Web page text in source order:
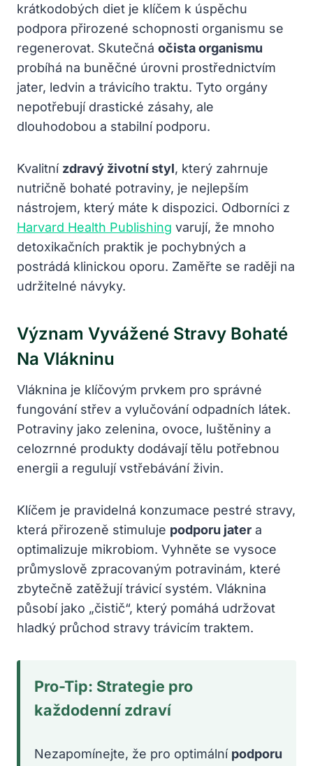
krátkodobých diet je klíčem k úspěchu
podpora přirozené schopnosti organismu se
regenerovat. Skutečná očista organismu
probíhá na buněčné úrovni prostřednictvím
jater, ledvin a trávicího traktu. Tyto orgány
nepotřebují drastické zásahy, ale
dlouhodobou a stabilní podporu.
Kvalitní zdravý životní styl, který zahrnuje
nutričně bohaté potraviny, je nejlepším
nástrojem, který máte k dispozici. Odborníci z
Harvard Health Publishing varují, že mnoho
detoxikačních praktik je pochybných a
postrádá klinickou oporu. Zaměřte se raději na
udržitelné návyky.
Význam Vyvážené Stravy Bohaté
Na Vlákninu
Vláknina je klíčovým prvkem pro správné
fungování střev a vylučování odpadních látek.
Potraviny jako zelenina, ovoce, luštěniny a
celozrnné produkty dodávají tělu potřebnou
energii a regulují vstřebávání živin.
Klíčem je pravidelná konzumace pestré stravy,
která přirozeně stimuluje podporu jater a
optimalizuje mikrobiom. Vyhněte se vysoce
průmyslově zpracovaným potravinám, které
zbytečně zatěžují trávicí systém. Vláknina
působí jako „čistič“, který pomáhá udržovat
hladký průchod stravy trávicím traktem.
Pro-Tip: Strategie pro
každodenní zdraví
Nezapomínejte, že pro optimální podporu